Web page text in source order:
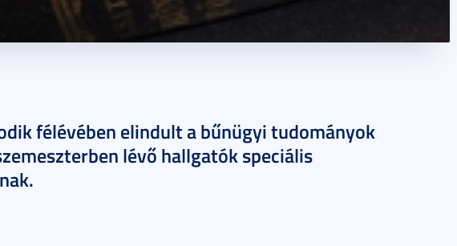
félévében elindult a bűnügyi tudományok
lévő hallgatók speciális